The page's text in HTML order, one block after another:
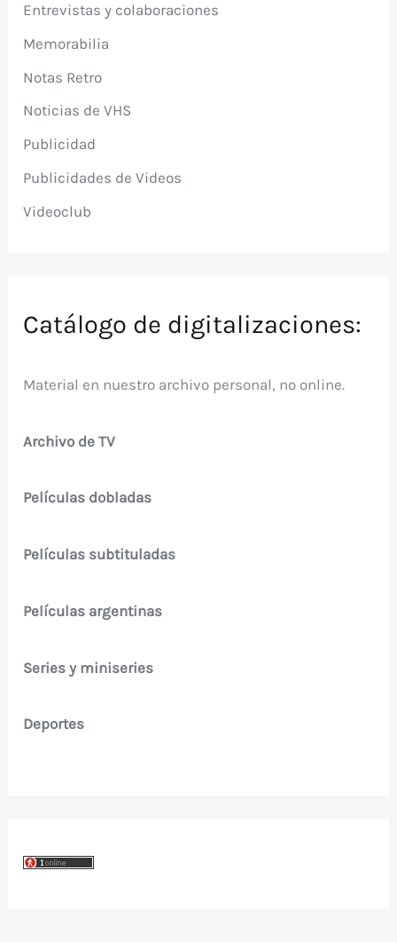
Entrevistas y colaboraciones
Memorabilia
Notas Retro
Noticias de VHS
Publicidad
Publicidades de Videos
Videoclub
Catálogo de digitalizaciones:
Material en nuestro archivo personal, no online.
Archivo de TV
Películas dobladas
Películas subtituladas
Películas argentinas
Series y miniseries
Deportes